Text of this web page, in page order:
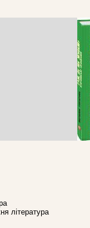
література